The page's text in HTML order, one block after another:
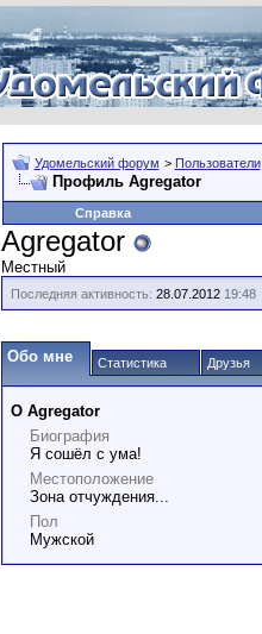
Удомельский форум > Пользователи
Профиль Agregator
Справка
Agregator
Местный
Последняя активность: 28.07.2012 19:48
Обо мне Статистика Друзья
О Agregator
Биография
Я сошёл с ума!
Местоположение
Зона отчуждения...
Пол
Мужской